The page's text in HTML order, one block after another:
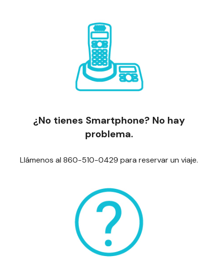
¿No tienes Smartphone? No hay
problema.
Llámenos al 860-510-0429 para reservar un viaje.